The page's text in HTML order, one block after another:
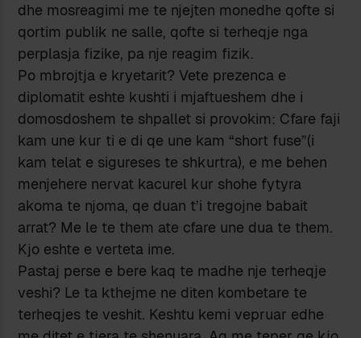
dhe mosreagimi me te njejten monedhe qofte si
qortim publik ne salle, qofte si terheqje nga
perplasja fizike, pa nje reagim fizik.
Po mbrojtja e kryetarit? Vete prezenca e
diplomatit eshte kushti i mjaftueshem dhe i
domosdoshem te shpallet si provokim: Cfare faji
kam une kur ti e di qe une kam “short fuse”(i
kam telat e sigureses te shkurtra), e me behen
menjehere nervat kacurel kur shohe fytyra
akoma te njoma, qe duan t’i tregojne babait
arrat? Me le te them ate cfare une dua te them.
Kjo eshte e verteta ime.
Pastaj perse e bere kaq te madhe nje terheqje
veshi? Le ta kthejme ne diten kombetare te
terheqjes te veshit. Keshtu kemi vepruar edhe